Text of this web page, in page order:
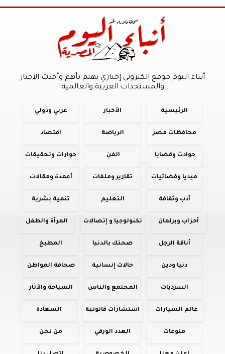
أنباء اليوم موقع الكترونى إخباري يهتم بأهم وأحدث الأخبار
والمستجدات العربية والعالمية
الرئيسية الأخبار عربي ودولي
محافظات مصر الرياضة اقتصاد
حوادث وقضايا الفن حوارات وتحقيقات
ميديا وفضائيات تقارير وملفات أعمدة ومقالات
أدب وثقافة التعليم تنمية بشرية
أحزاب وبرلمان تكنولوجيا و إتصالات المرأة والطفل
أناقة الرجل صحتك بالدنيا المطبخ
دنيا ودين حالات إنسانية صحافة المواطن
السرديات المجتمع والناس السياحة والأثار
عالم السيارات استشارات قانونية السعادة
منوعات العدد الورقي من نحن